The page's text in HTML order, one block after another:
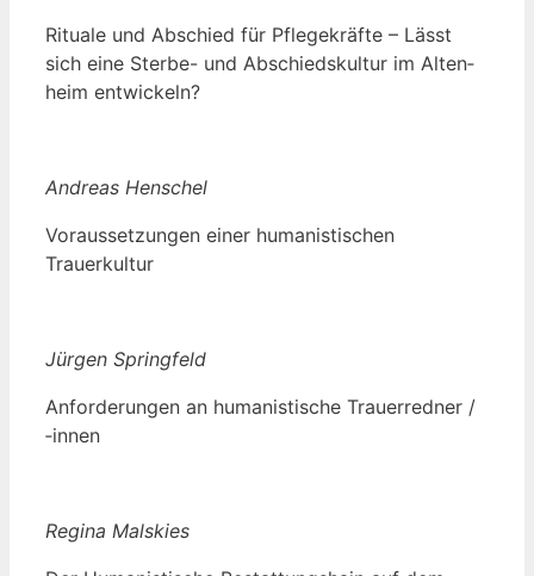
Ritua­le und Abschied für Pfle­ge­kräf­te – Lässt
sich eine Ster­be- und Abschieds­kul­tur im Alten­
heim entwickeln?
Andre­as Henschel
Vor­aus­set­zun­gen einer huma­nis­ti­schen
Trauerkultur
Jür­gen Springfeld
Anfor­de­run­gen an huma­nis­ti­sche Trau­er­red­ner /
‑innen
Regi­na Malskies